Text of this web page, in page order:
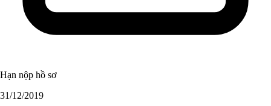
Hạn nộp hồ sơ
31/12/2019